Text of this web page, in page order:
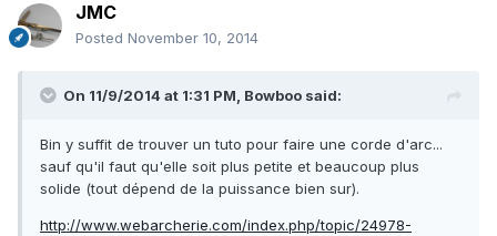
JMC
Posted November 10, 2014
On 11/9/2014 at 1:31 PM, Bowboo said:
Bin y suffit de trouver un tuto pour faire une corde d'arc...
sauf qu'il faut qu'elle soit plus petite et beaucoup plus
solide (tout dépend de la puissance bien sur).
http://www.webarcherie.com/index.php/topic/24978-